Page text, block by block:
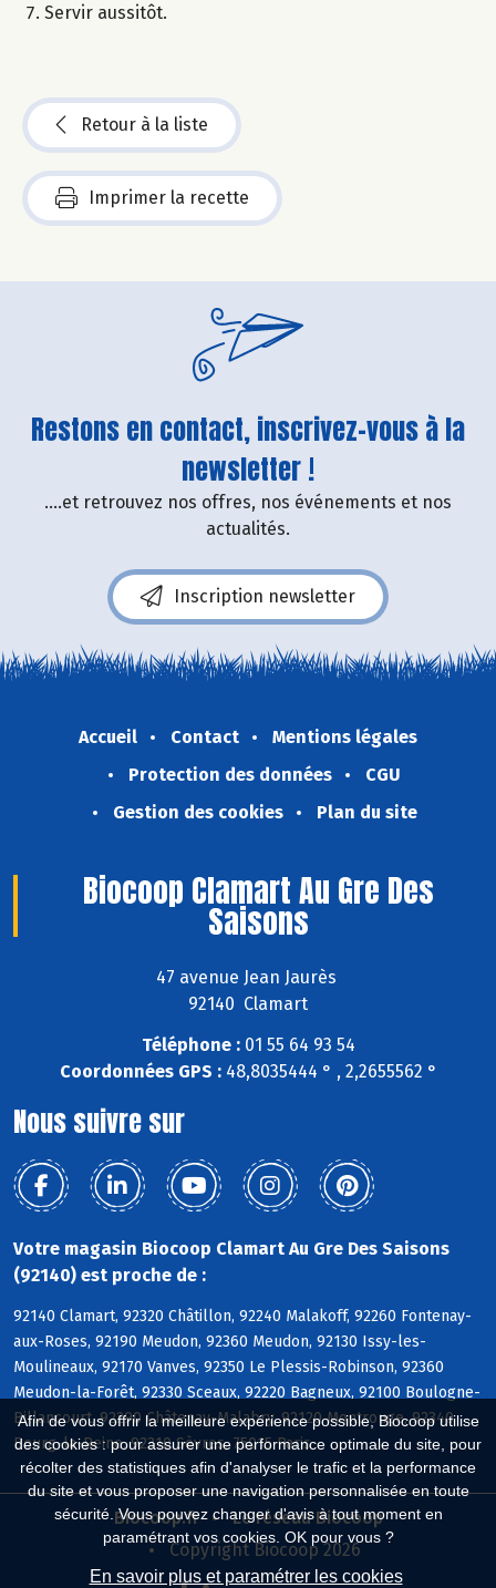
Afin de vous offrir la meilleure expérience possible, Biocoop utilise
des cookies : pour assurer une performance optimale du site, pour
récolter des statistiques afin d'analyser le trafic et la performance
du site et vous proposer une navigation personnalisée en toute
sécurité. Vous pouvez changer d'avis à tout moment en
paramétrant vos cookies. OK pour vous ?
En savoir plus et paramétrer les cookies
Servir aussitôt.
Retour à la liste
Imprimer la recette
Restons en contact, inscrivez-vous à la
newsletter !
....et retrouvez nos offres, nos événements et nos
actualités.
Inscription newsletter
Accueil Contact
Mentions légales
Protection des données
CGU
Gestion des cookies
Plan du site
Biocoop Clamart Au Gre Des
Saisons
47 avenue Jean Jaurès
92140 Clamart
Téléphone :01 55 64 93 54
Coordonnées GPS :48,8035444 ° , 2,2655562 °
Nous suivre sur
Votre magasin Biocoop Clamart Au Gre Des Saisons
(92140) est proche de :
92140 Clamart, 92320 Châtillon, 92240 Malakoff, 92260 Fontenay-
aux-Roses, 92190 Meudon, 92360 Meudon, 92130 Issy-les-
Moulineaux, 92170 Vanves, 92350 Le Plessis-Robinson, 92360
Meudon-la-Forêt, 92330 Sceaux, 92220 Bagneux, 92100 Boulogne-
Billancourt, 92290 Châtenay-Malabry, 92120 Montrouge, 92340
Bourg-la-Reine, 92310 Sèvres, 75015 Paris
Biocoop.fr
Le réseau Biocoop
Copyright Biocoop 2026